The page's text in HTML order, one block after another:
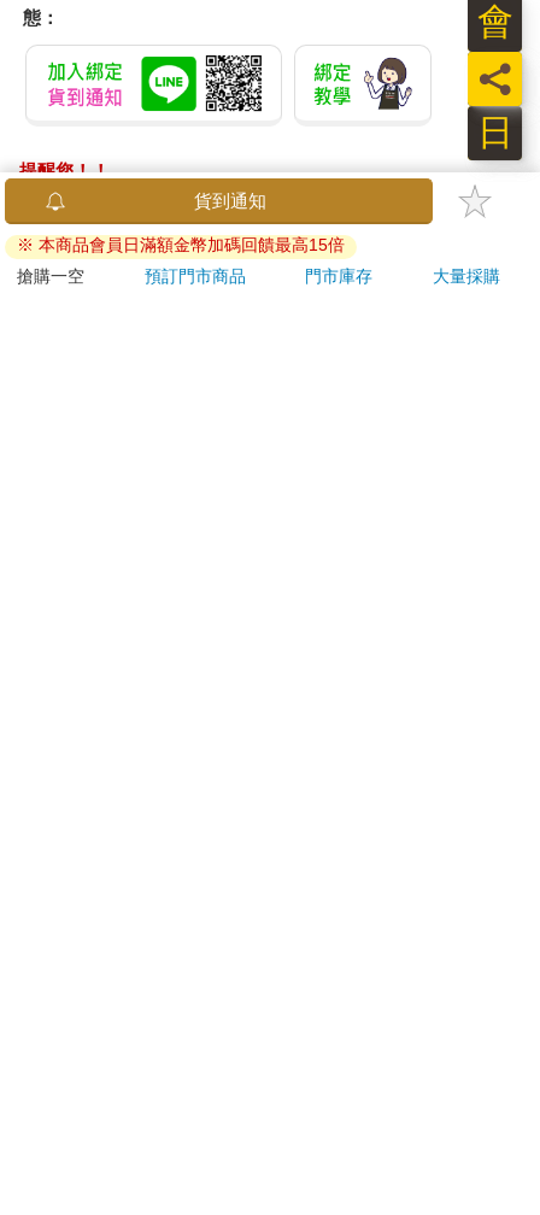
態：
提醒您！！
金石堂及銀行均不會請您操作ATM! 如接獲電話要求您前往
ATM提款機，請不要聽從指示，以免受騙上當！
退換貨須知：
日
員
會